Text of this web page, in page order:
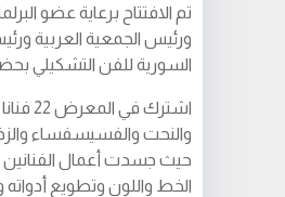
تم الافتتاح برعاية عضو
ورئيس الجمعية العربية
السورية للفن التشكيلي
والنحت والفسيسفساء
حيث جسدت أعمال الفنانين
الخط واللون وتطويع